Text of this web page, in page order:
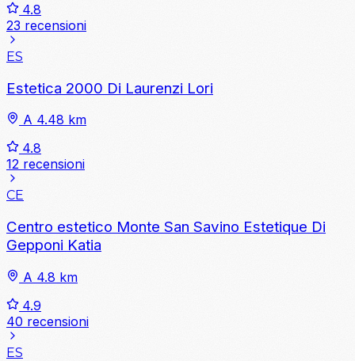
4.8
23 recensioni
ES
Estetica 2000 Di Laurenzi Lori
A 4.48 km
4.8
12 recensioni
CE
Centro estetico Monte San Savino Estetique Di
Gepponi Katia
A 4.8 km
4.9
40 recensioni
ES